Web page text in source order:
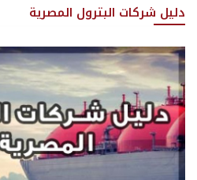
دليل شركات البترول المصرية